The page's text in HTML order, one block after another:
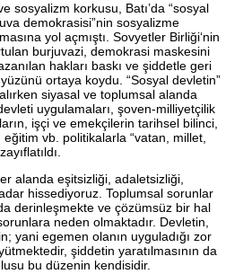
sosyalizm korkusu, Batı’da “sosyal
demokrasisi”nin sosyalizme
yol açmıştı. Sovyetler Birliği‘nin
burjuvazi, demokrasi maskesini
hakları baskı ve şiddetle geri
ortaya koydu. “Sosyal devletin”
siyasal ve toplumsal alanda
uygulamaları, şoven-milliyetçilik
işçi ve emekçilerin tarihsel bilinci,
vb. politikalarla “vatan, millet,
alanda eşitsizliği, adaletsizliği,
hissediyoruz. Toplumsal sorunlar
derinleşmekte ve çözümsüz bir hal
neden olmaktadır. Devletin,
yani egemen olanın uyguladığı zor
şiddetin yaratılmasının da
bu düzenin kendisidir.